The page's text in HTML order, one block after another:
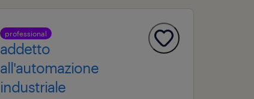
professional
addetto
all'automazione
industriale